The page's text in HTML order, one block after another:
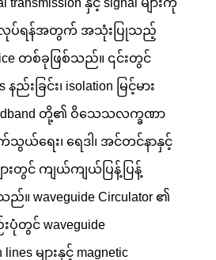
ြုလုပ်ရန်အတွက် အသုံးပြုသည့်
တစ်ခုဖြစ်သည်။ ၎င်းတွင်
နည်းခြင်း၊ isolation မြင့်မား
တို့၏ ဝိသေသလက္ခဏာ
က်သွယ်ရေး၊ ရေဒါ၊ အင်တင်နာနှင့်
ားတွင် ကျယ်ကျယ်ပြန့်ပြန့်
။ waveguide Circulator ၏
ပုံတွင် waveguide
lines များနှင့် magnetic